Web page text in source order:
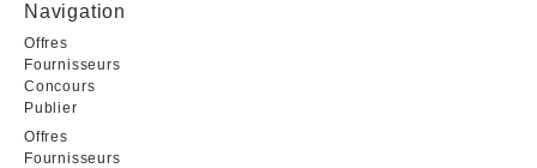
Navigation
Offres
Fournisseurs
Concours
Publier
Offres
Fournisseurs